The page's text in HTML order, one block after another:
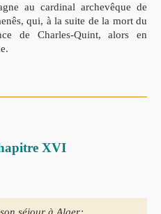
au cardinal archevêque de
qui, à la suite de la mort du
de Charles-Quint, alors en
XVI
séjour à Alger;